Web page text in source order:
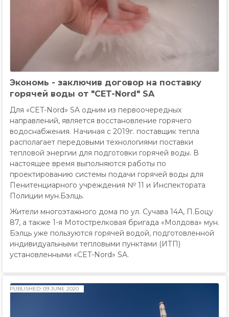
Экономь - заключив договор на поставку
горячей воды от "СET-Nord" SA
Для «CET-Nord» SA одним из первоочередных
направлений, является восстановление горячего
водоснабжения. Начиная с 2019г. поставщик тепла
располагает передовыми технологиями поставки
тепловой энергии для подготовки горячей воды. В
настоящее время выполняются работы по
проектированию системы подачи горячей воды для
Пенитенциарного учреждения № 11 и Инспектората
Полиции мун.Бэлць.
Жители многоэтажного дома по ул. Сучава 14А, П.Боцу
87, а также 1-я Мотострелковая бригада «Молдова» мун.
Бэлць уже пользуются горячей водой, подготовленной
индивидуальными тепловыми пунктами (ИТП)
установленными «CET-Nord» SA.
PUBLISHED: 09 JUNE 2020